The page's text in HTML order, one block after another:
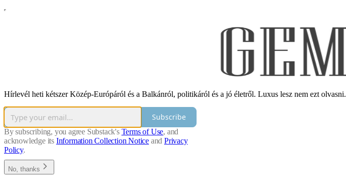
Hírlevél heti kétszer Közép-Európáról és a Balkánról, politikáról és a jó életről. Luxus lesz nem ezt olvasni.
Subscribe
By subscribing, you agree Substack's Terms of Use, and
acknowledge its Information Collection Notice and Privacy
Policy.
No, thanks